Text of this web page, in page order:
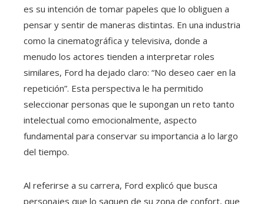
es su intención de tomar papeles que lo obliguen a
pensar y sentir de maneras distintas. En una industria
como la cinematográfica y televisiva, donde a
menudo los actores tienden a interpretar roles
similares, Ford ha dejado claro: “No deseo caer en la
repetición”. Esta perspectiva le ha permitido
seleccionar personas que le supongan un reto tanto
intelectual como emocionalmente, aspecto
fundamental para conservar su importancia a lo largo
del tiempo.
Al referirse a su carrera, Ford explicó que busca
personajes que lo saquen de su zona de confort, que